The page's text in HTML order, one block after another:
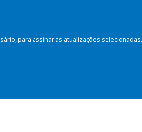
para assinar as atualizações selecionadas.